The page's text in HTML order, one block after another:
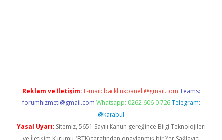
Reklam ve İletişim: E-mail: backlinkpaneli@gmail.com Teams:
forumhizmeti@gmail.com Whatsapp: 0262 606 0 726 Telegram:
@karabul
Yasal Uyarı: Sitemiz, 5651 Sayılı Kanun gereğince Bilgi Teknolojileri
ve İletişim Kurumu (BTK) tarafından onaylanmış bir Yer Sağlayıcı